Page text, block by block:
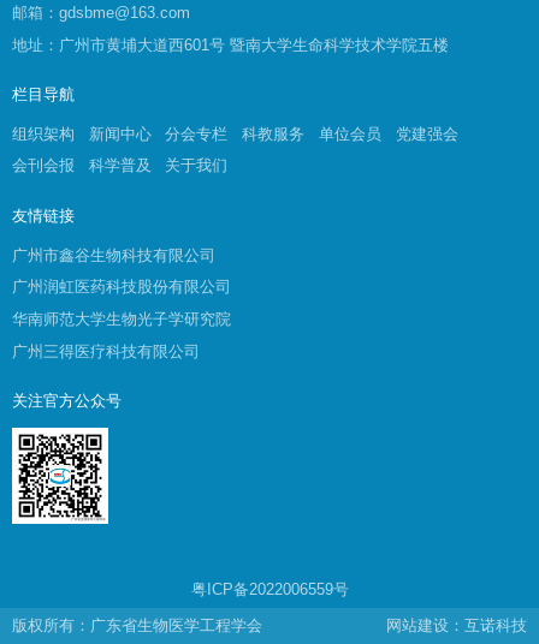
邮箱：gdsbme@163.com
地址：广州市黄埔大道西601号 暨南大学生命科学技术学院五楼
栏目导航
组织架构 新闻中心 分会专栏 科教服务 单位会员
党建强会
会刊会报
科学普及 关于我们
友情链接
广州市鑫谷生物科技有限公司
广州润虹医药科技股份有限公司
华南师范大学生物光子学研究院
广州三得医疗科技有限公司
关注官方公众号
粤ICP备2022006559号
版权所有：广东省生物医学工程学会 网站建设：互诺科技